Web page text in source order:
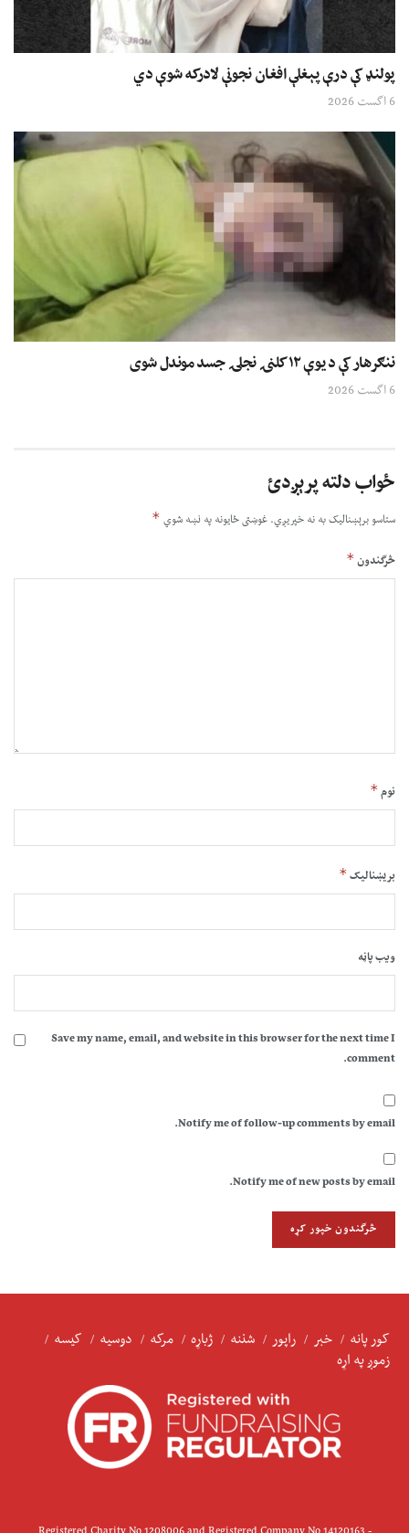
پولنډ کې درې پېغلې افغان نجونې لادرکه شوې دي
6 اگست 2026
ننګرهار کې د یوې ۱۲ کلنۍ نجلۍ جسد موندل شوی
6 اگست 2026
ځواب دلته پرېږدئ
ستاسو برېښناليک به نه خپريږي.غوښتى ځایونه په نښه شوي *
څرگندون*
نوم*
بریښنالیک*
ویب پاڼه
Save my name, email, and website in this browser for the next time I
comment.
Notify me of follow-up comments by email.
Notify me of new posts by email.
کور پانه خبر راپور شننه ژباړه مرکه دوسیه
کیسه
زموږ په اړه